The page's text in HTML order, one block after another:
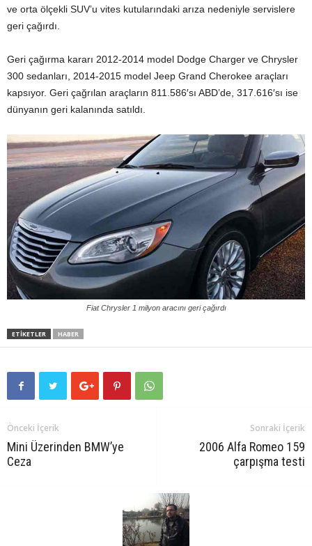
ve orta ölçekli SUV’u vites kutularındaki arıza nedeniyle servislere
geri çağırdı.
Geri çağırma kararı 2012-2014 model Dodge Charger ve Chrysler
300 sedanları, 2014-2015 model Jeep Grand Cherokee araçları
kapsıyor. Geri çağrılan araçların 811.586′sı ABD’de, 317.616′sı ise
dünyanın geri kalanında satıldı.
Fiat Chrysler 1 milyon aracını geri çağırdı
ETIKETLER HABER
Önceki İçerik
Mini Üzerinden BMW’ye
Ceza
Sonraki İçerik
2006 Alfa Romeo 159
çarpışma testi